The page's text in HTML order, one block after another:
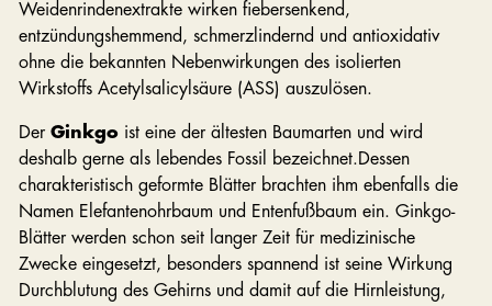
Weidenrindenextrakte wirken fiebersenkend,
entzündungshemmend, schmerzlindernd und antioxidativ
ohne die bekannten Nebenwirkungen des isolierten
Wirkstoffs Acetylsalicylsäure (ASS) auszulösen.
Der Ginkgoist eine der ältesten Baumarten und wird
deshalb gerne als lebendes Fossil bezeichnet.Dessen
charakteristisch geformte Blätter brachten ihm ebenfalls die
Namen Elefantenohrbaum und Entenfußbaum ein. Ginkgo-
Blätter werden schon seit langer Zeit für medizinische
Zwecke eingesetzt, besonders spannend ist seine Wirkung
Durchblutung des Gehirns und damit auf die Hirnleistung,